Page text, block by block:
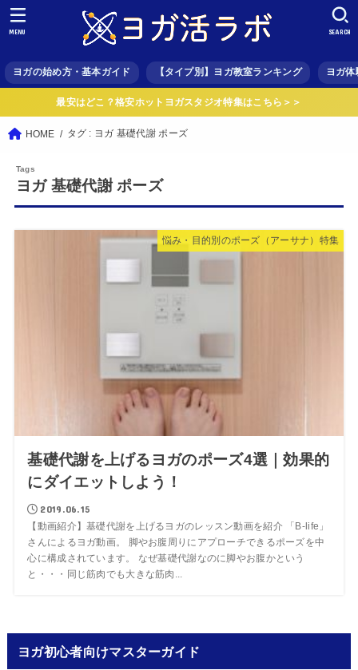
ヨガの始め方・基本ガイド 【タイプ別】ヨガ教室ランキング ヨガ体
SEARCH
MENU
最安はどこ？格安ホットヨガスタジオ特集はこちら＞＞
HOME タグ : ヨガ 基礎代謝 ポーズ
ヨガ 基礎代謝 ポーズ
悩み・目的別のポーズ（アーサナ）特集
基礎代謝を上げるヨガのポーズ4選｜効果的
にダイエットしよう！
2019.06.15
【動画紹介】基礎代謝を上げるヨガのレッスン動画を紹介 「B-life」
さんによるヨガ動画。 脚やお腹周りにアプローチできるポーズを中
心に構成されています。 なぜ基礎代謝なのに脚やお腹かという
と・・・同じ筋肉でも大きな筋肉...
ヨガ初心者向けマスターガイド